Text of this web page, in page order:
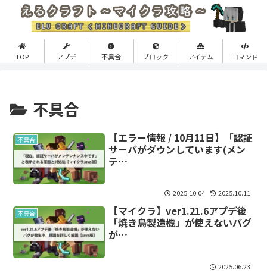
TOP アプデ 不具合 ブロック アイテム コマンド
不具合
不具合
【エラー情報 / 10月11日】「認証
サーバがダウンしています(メン
テ…
2025.10.04 2025.10.11
不具合
【マイクラ】ver1.21.6アプデ後
「焼き鳥製造機」が使えないバグ
が…
2025.06.23